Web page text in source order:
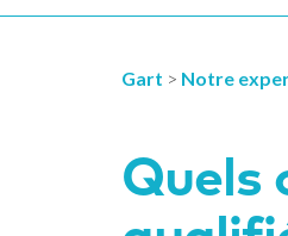
Gart > Notre
Quels